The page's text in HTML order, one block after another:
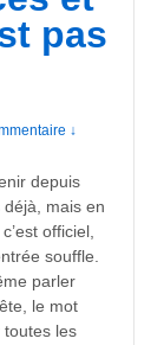
pas
↓
depuis
mais en
officiel,
souffle.
parler
le mot
toutes les